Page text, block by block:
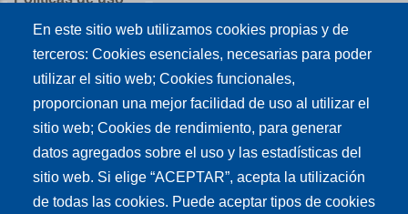
En este sitio web utilizamos cookies propias y de
terceros: Cookies esenciales, necesarias para poder
utilizar el sitio web; Cookies funcionales,
proporcionan una mejor facilidad de uso al utilizar el
sitio web; Cookies de rendimiento, para generar
datos agregados sobre el uso y las estadísticas del
sitio web. Si elige “ACEPTAR”, acepta la utilización
de todas las cookies. Puede aceptar tipos de cookies
Políticas de publicación
Créditos
Tu conexión es
Síguenos en nuestras redes sociales